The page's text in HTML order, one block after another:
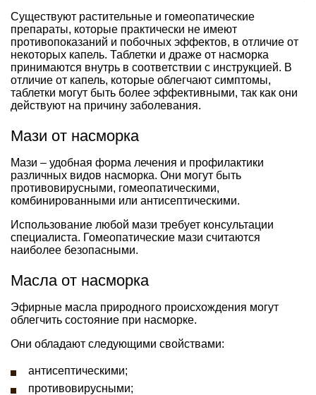
Существуют растительные и гомеопатические
препараты, которые практически не имеют
противопоказаний и побочных эффектов, в отличие от
некоторых капель. Таблетки и драже от насморка
принимаются внутрь в соответствии с инструкцией. В
отличие от капель, которые облегчают симптомы,
таблетки могут быть более эффективными, так как они
действуют на причину заболевания.
Мази от насморка
Мази – удобная форма лечения и профилактики
различных видов насморка. Они могут быть
противовирусными, гомеопатическими,
комбинированными или антисептическими.
Использование любой мази требует консультации
специалиста. Гомеопатические мази считаются
наиболее безопасными.
Масла от насморка
Эфирные масла природного происхождения могут
облегчить состояние при насморке.
Они обладают следующими свойствами:
антисептическими;
противовирусными;